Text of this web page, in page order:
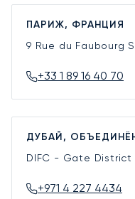
ПАРИЖ, ФРАНЦИЯ
9 Rue du Faubourg
+33 1 89 16 40 70
ДУБАЙ,
DIFC - Gate District
+971 4 227 4434